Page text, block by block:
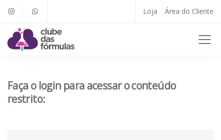
Loja Área do Cliente
Faça o login para acessar o conteúdo
restrito: